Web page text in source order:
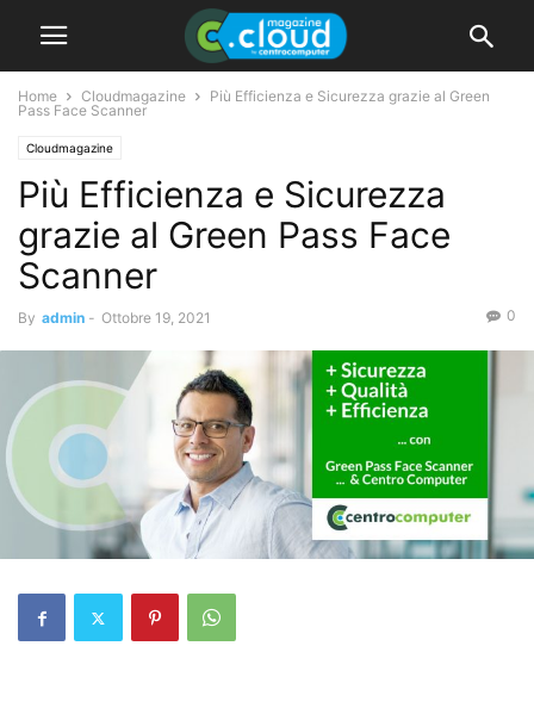
Home Cloudmagazine
Più Efficienza e Sicurezza grazie al Green
Pass Face Scanner
Cloudmagazine
Più Efficienza e Sicurezza
grazie al Green Pass Face
Scanner
By admin - Ottobre 19, 2021 0